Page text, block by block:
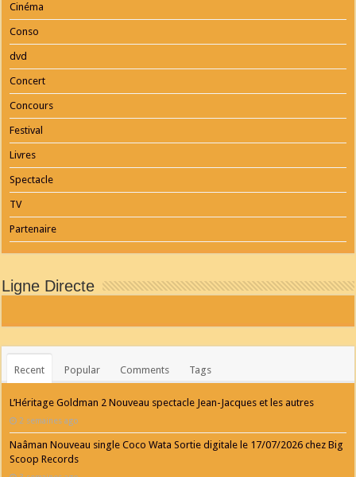
Cinéma
Conso
dvd
Concert
Concours
Festival
Livres
Spectacle
TV
Partenaire
Ligne Directe
Recent Popular Comments Tags
L’Héritage Goldman 2 Nouveau spectacle Jean-Jacques et les autres
2 semaines ago
Naâman Nouveau single Coco Wata Sortie digitale le 17/07/2026 chez Big
Scoop Records